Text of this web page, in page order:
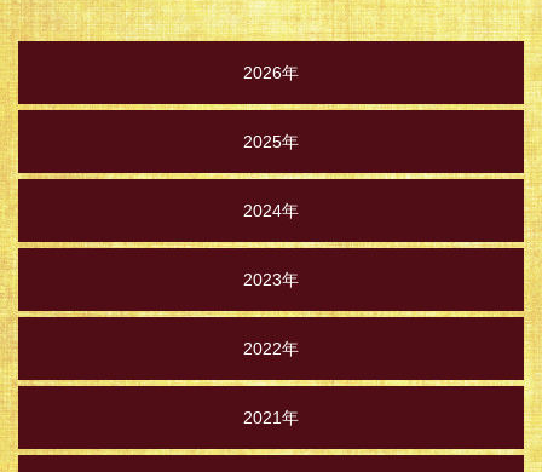
2026年
2025年
2024年
2023年
2022年
2021年